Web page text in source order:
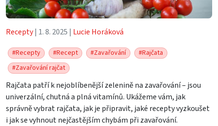
Recepty| 1. 8. 2025 | Lucie Horáková
#Recepty #Recept #Zavařování
#Rajčata
#Zavařování rajčat
Rajčata patří k nejoblíbenější zelenině na zavařování – jsou
univerzální, chutná a plná vitamínů. Ukážeme vám, jak
správně vybrat rajčata, jak je připravit, jaké recepty vyzkoušet
i jak se vyhnout nejčastějším chybám při zavařování.